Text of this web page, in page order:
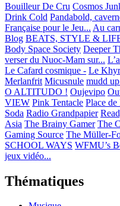
Bouilleur De Cru Cosmos
Drink Cold Pandabold,
Française pour le Jeu... Au
Blog BEATS, STYLE &
Body Space Society Deeper
verser du Nuoc-Mam sur...
Le Cafard cosmique - Le
Merlanfrit Micusnule mudd
O ALTITUDO ! Oujevipo
VIEW Pink Tentacle Place
Soda Radio Grandpapier
Asia The Brainy Gamer The
Gaming Source The Müller-
SCHOOL WAYS WFMU’s
jeux vidéo...
Thématiques